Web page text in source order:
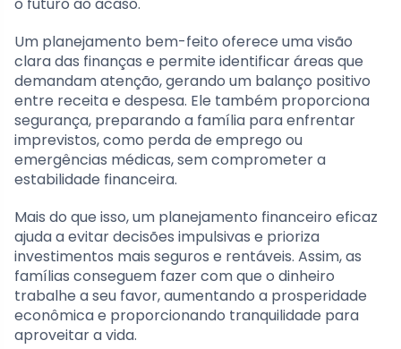
Um planejamento bem-feito oferece uma visão
clara das finanças e permite identificar áreas que
demandam atenção, gerando um balanço positivo
entre receita e despesa. Ele também proporciona
segurança, preparando a família para enfrentar
imprevistos, como perda de emprego ou
emergências médicas, sem comprometer a
estabilidade financeira.
Mais do que isso, um planejamento financeiro eficaz
ajuda a evitar decisões impulsivas e prioriza
investimentos mais seguros e rentáveis. Assim, as
famílias conseguem fazer com que o dinheiro
trabalhe a seu favor, aumentando a prosperidade
econômica e proporcionando tranquilidade para
aproveitar a vida.